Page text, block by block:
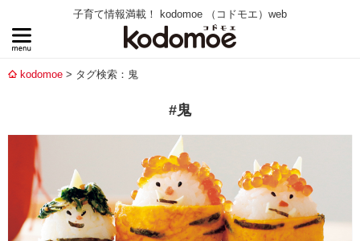
子育て情報満載！ kodomoe （コドモエ）web
kodomoe タグ検索：鬼
#鬼